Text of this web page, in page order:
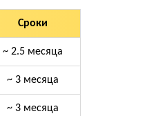
Сроки
~ 2.5 месяца
~ 3 месяца
~ 3 месяца